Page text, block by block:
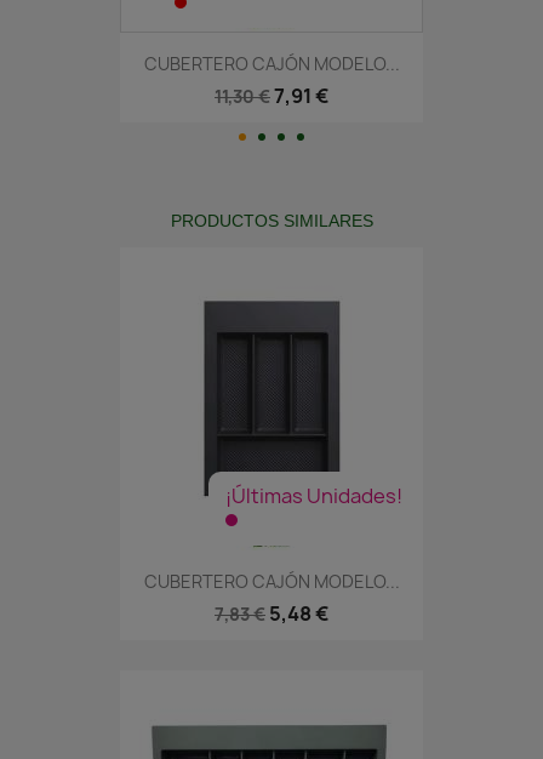
CUBERTERO CAJÓN MODELO...
11,30 €7,91 €
PRODUCTOS SIMILARES
¡Últimas Unidades!
CUBERTERO CAJÓN MODELO...
7,83 € 5,48 €